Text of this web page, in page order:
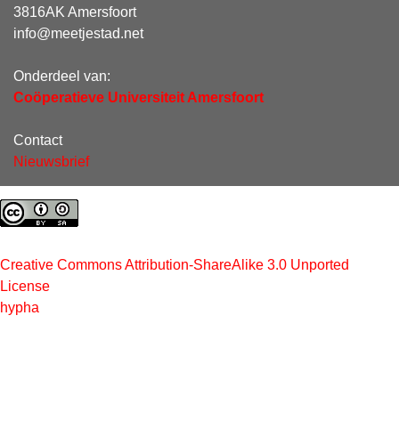
3816AK Amersfoort
info@meetjestad.net
Onderdeel van:
Coöperatieve Universiteit Amersfoort
Contact
Nieuwsbrief
Creative Commons Attribution-ShareAlike 3.0 Unported
License
hypha